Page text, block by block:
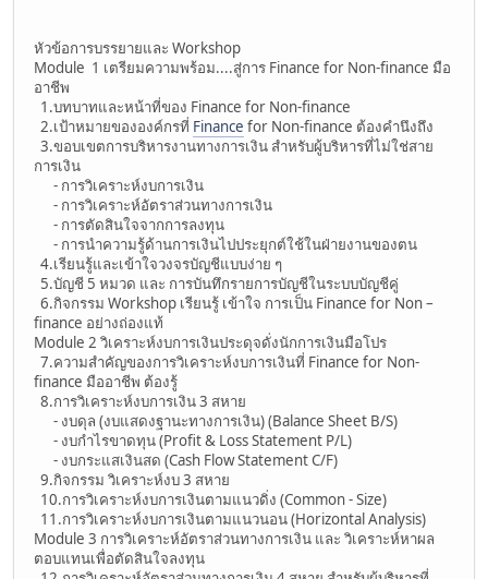
หัวข้อการบรรยายและ Workshop
Module 1 เตรียมความพร้อม....สู่การ Finance for Non-finance มือ
อาชีพ
1.บทบาทและหน้าที่ของ Finance for Non-finance
2.เป้าหมายขององค์กรที่ Finance for Non-finance ต้องคำนึงถึง
3.ขอบเขตการบริหารงานทางการเงิน สำหรับผู้บริหารที่ไม่ใช่สาย
การเงิน
- การวิเคราะห์งบการเงิน
- การวิเคราะห์อัตราส่วนทางการเงิน
- การตัดสินใจจากการลงทุน
- การนำความรู้ด้านการเงินไปประยุกต์ใช้ในฝ่ายงานของตน
4.เรียนรู้และเข้าใจวงจรบัญชีแบบง่าย ๆ
5.บัญชี 5 หมวด และ การบันทึกรายการบัญชีในระบบบัญชีคู่
6.กิจกรรม Workshop เรียนรู้ เข้าใจ การเป็น Finance for Non –
finance อย่างถ่องแท้
Module 2 วิเคราะห์งบการเงินประดุจดั่งนักการเงินมือโปร
7.ความสำคัญของการวิเคราะห์งบการเงินที่ Finance for Non-
finance มืออาชีพ ต้องรู้
8.การวิเคราะห์งบการเงิน 3 สหาย
- งบดุล (งบแสดงฐานะทางการเงิน) (Balance Sheet B/S)
- งบกำไรขาดทุน (Profit & Loss Statement P/L)
- งบกระแสเงินสด (Cash Flow Statement C/F)
9.กิจกรรม วิเคราะห์งบ 3 สหาย
10.การวิเคราะห์งบการเงินตามแนวดิ่ง (Common - Size)
11.การวิเคราะห์งบการเงินตามแนวนอน (Horizontal Analysis)
Module 3 การวิเคราะห์อัตราส่วนทางการเงิน และ วิเคราะห์หาผล
ตอบแทนเพื่อตัดสินใจลงทุน